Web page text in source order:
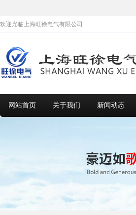
欢迎光临上海旺徐电气有限公司
网站首页 关于我们 新闻动态